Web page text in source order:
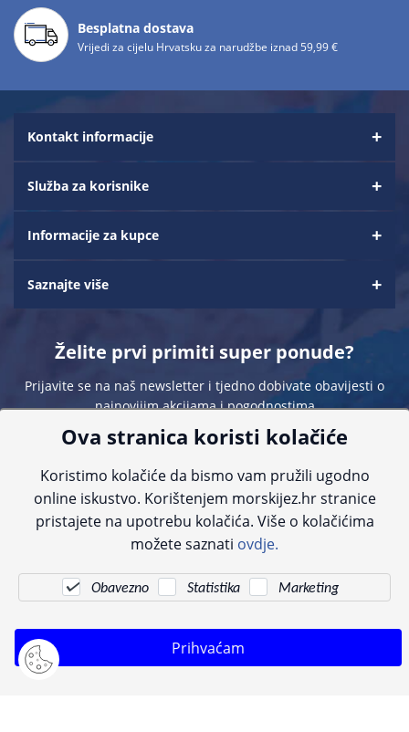
Besplatna dostava
Vrijedi za cijelu Hrvatsku za narudžbe iznad 59,99 €
Kontakt informacije
Služba za korisnike
Informacije za kupce
Saznajte više
Želite prvi primiti super ponude?
Prijavite se na naš newsletter i tjedno dobivate obavijesti o
najnovijim akcijama i pogodnostima
Sve navedene cijene sadrže PDV. Pokušavamo osigurati što preciznije
informacije, ali zbog tehnoloških ograničenja ne možemo garantirati potpunu
kontaktirajte nas putem telefona:+385 23 231 761ili e-maila:info@morskijez.hr
Ova stranica koristi kolačiće
Koristimo kolačiće da bismo vam pružili ugodno
online iskustvo. Korištenjem morskijez.hr stranice
pristajete na upotrebu kolačića. Više o kolačićima
možete saznati ovdje.
Obavezno Statistika Marketing
Prihvaćam